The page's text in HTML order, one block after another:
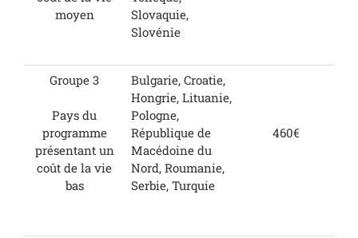
moyen
Slovaquie,
Slovénie
Groupe 3
Pays du
programme
présentant un
coût de la vie
bas
Bulgarie, Croatie,
Hongrie, Lituanie,
Pologne,
République de
Macédoine du
Nord, Roumanie,
Serbie, Turquie
460€